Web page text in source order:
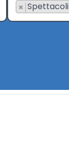
× Spettacoli